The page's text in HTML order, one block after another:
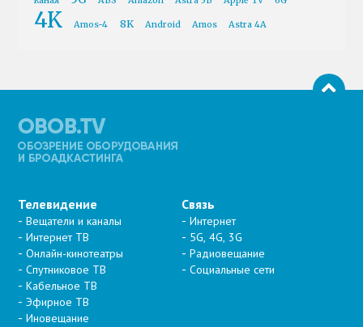
4K Amos-4 8K Android Amos Astra 4A
Телевидение
Вещатели и каналы
Интернет ТВ
Онлайн-кинотеатры
Спутниковое ТВ
Кабельное ТВ
Эфирное ТВ
Иновещание
Связь
Интернет
5G, 4G, 3G
Радиовещание
Социальные сети